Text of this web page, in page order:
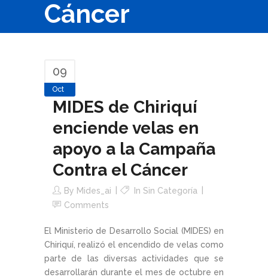
Cáncer
09
Oct
MIDES de Chiriquí
enciende velas en
apoyo a la Campaña
Contra el Cáncer
By Mides_ai
In Sin Categoría
Comments
El Ministerio de Desarrollo Social (MIDES) en
Chiriquí, realizó el encendido de velas como
parte de las diversas actividades que se
desarrollarán durante el mes de octubre en